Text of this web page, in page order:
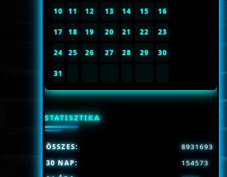
10 11 12 13 14 15 16
17 18 19 20 21 22 23
24 25 26 27 28 29 30
31
STATISZTIKA
ÖSSZES:
8931693
30 NAP:
154573